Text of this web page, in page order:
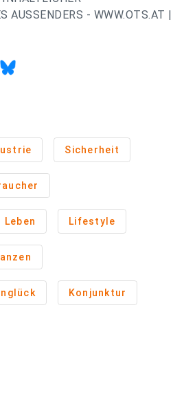
AUSSENDERS - WWW.OTS.AT |
Sicherheit
Lifestyle
Konjunktur